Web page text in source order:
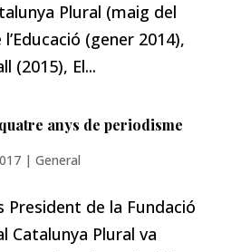
Plural (maig del
(gener 2014),
(2015), El...
anys de periodisme
| General
President de la Fundació
Catalunya Plural va